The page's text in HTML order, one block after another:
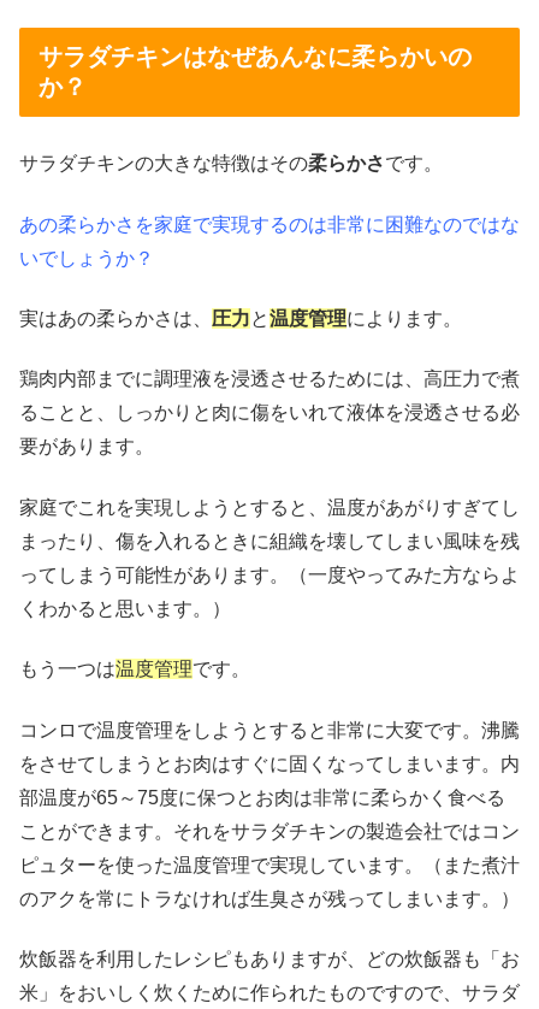
サラダチキンはなぜあんなに柔らかいの
か？
サラダチキンの大きな特徴はその柔らかさです。
あの柔らかさを家庭で実現するのは非常に困難なのではな
いでしょうか？
実はあの柔らかさは、 圧力と温度管理によります。
鶏肉内部までに調理液を浸透させるためには、高圧力で煮
ることと、しっかりと肉に傷をいれて液体を浸透させる必
要があります。
家庭でこれを実現しようとすると、温度があがりすぎてし
まったり、傷を入れるときに組織を壊してしまい風味を残
ってしまう可能性があります。（一度やってみた方ならよ
くわかると思います。）
もう一つは温度管理です。
コンロで温度管理をしようとすると非常に大変です。沸騰
をさせてしまうとお肉はすぐに固くなってしまいます。内
部温度が65～75度に保つとお肉は非常に柔らかく食べる
ことができます。それをサラダチキンの製造会社ではコン
ピュターを使った温度管理で実現しています。（また煮汁
のアクを常にトラなければ生臭さが残ってしまいます。）
炊飯器を利用したレシピもありますが、どの炊飯器も「お
米」をおいしく炊くために作られたものですので、サラダ